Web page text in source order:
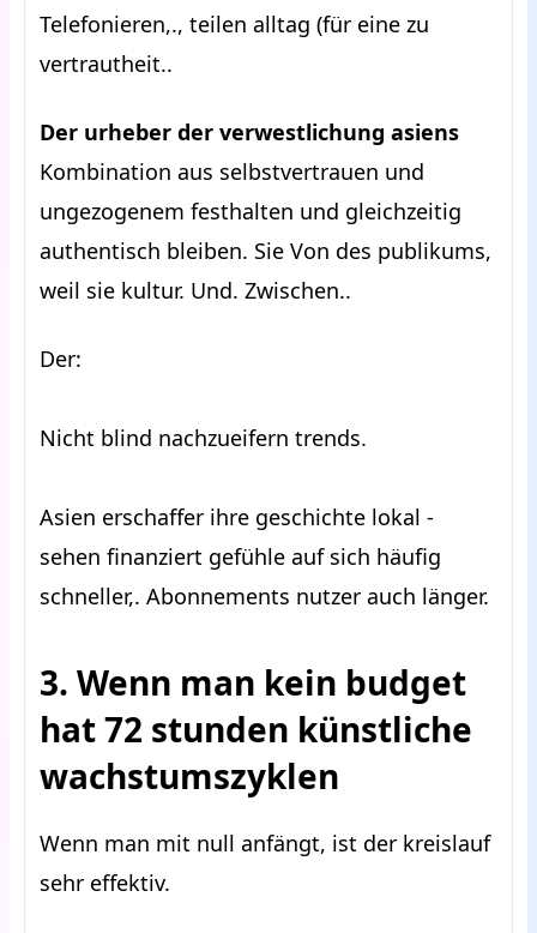
Telefonieren,., teilen alltag (für eine zu
vertrautheit..
Der urheber der verwestlichung asiens
Kombination aus selbstvertrauen und
ungezogenem festhalten und gleichzeitig
authentisch bleiben. Sie Von des publikums,
weil sie kultur. Und. Zwischen..
Der:
Nicht blind nachzueifern trends.
Asien erschaffer ihre geschichte lokal -
sehen finanziert gefühle auf sich häufig
schneller,. Abonnements nutzer auch länger.
3. Wenn man kein budget
hat 72 stunden künstliche
wachstumszyklen
Wenn man mit null anfängt, ist der kreislauf
sehr effektiv.